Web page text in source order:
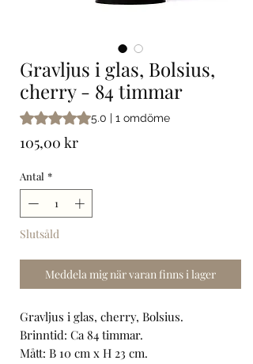
Gravljus i glas, Bolsius,
cherry - 84 timmar
Betyget är 5.0 av fem stjärnor baserat på 1
5.0 | 1 omdöme
105,00 krPris
Antal *
Slutsåld
Meddela mig när varan finns i lager
Gravljus i glas, cherry, Bolsius.
Brinntid: Ca 84 timmar.
Mått: B 10 cm x H 23 cm.